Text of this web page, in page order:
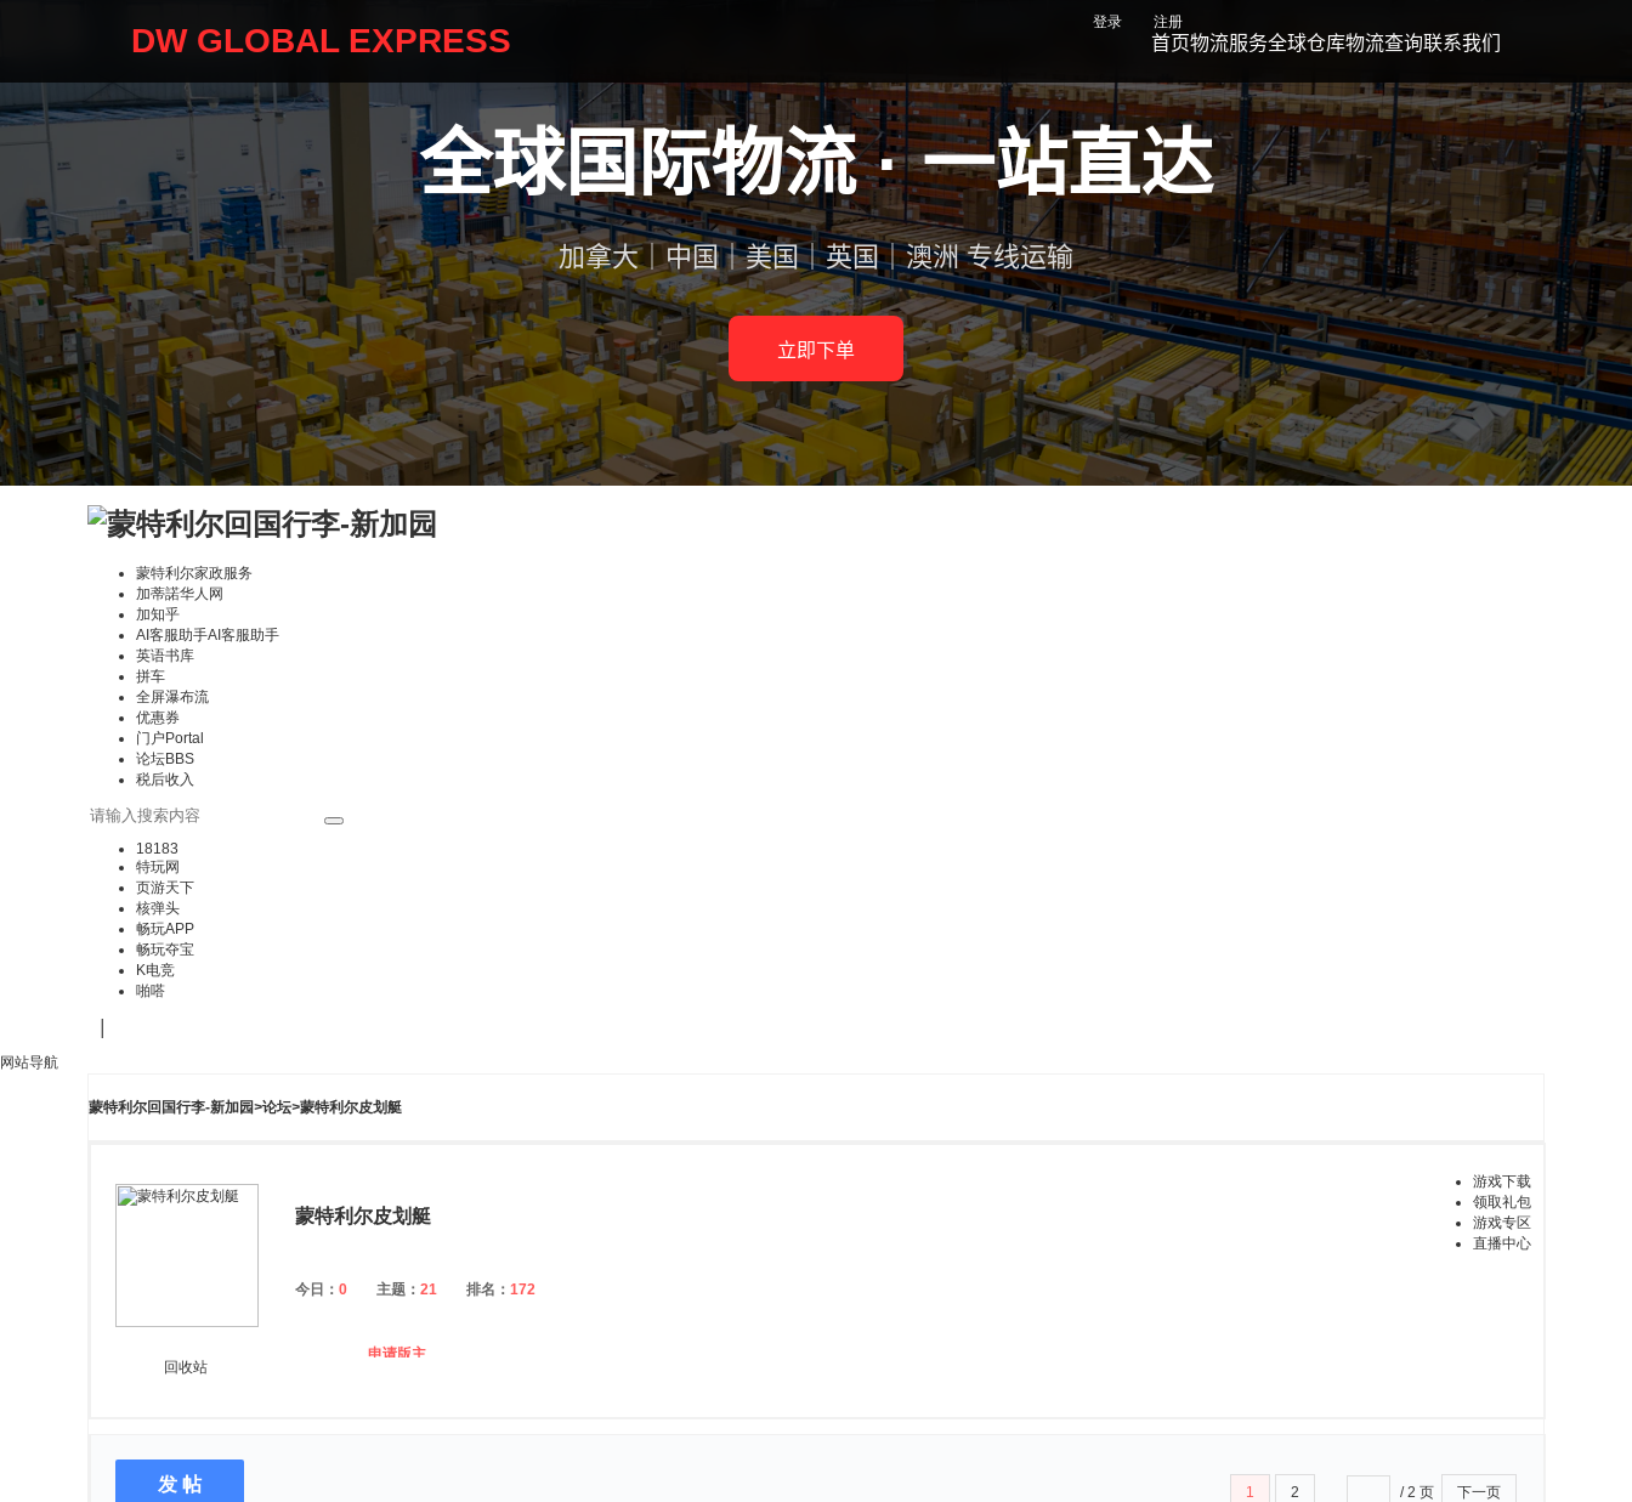
蒙特利尔家政服务
加蒂諾华人网
加知乎
AI客服助手AI客服助手
英语书库
拼车
全屏瀑布流
优惠券
门户 Portal
论坛BBS
税后收入
18183
特玩网
页游天下
核弹头
畅玩APP
畅玩夺宝
K电竞
啪嗒
登录 注册
网站导航
蒙特利尔回国行李-新加园>论坛>蒙特利尔皮划艇
蒙特利尔皮划艇
今日： 0 主题： 21 排名： 172
申请版主
回收站
游戏下载
领取礼包
游戏专区
直播中心
发 帖 1 2 / 2 页 下一页